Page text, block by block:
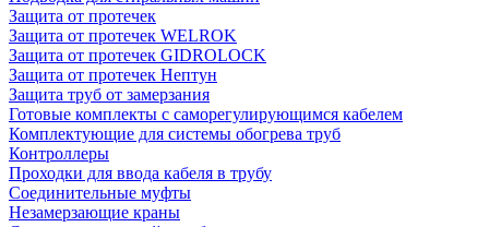
Защита от протечек
Защита от протечек WELROK
Защита от протечек GIDROLOCK
Защита от протечек Нептун
Защита труб от замерзания
Готовые комплекты с саморегулирующимся кабелем
Комплектующие для системы обогрева труб
Контроллеры
Проходки для ввода кабеля в трубу
Соединительные муфты
Незамерзающие краны